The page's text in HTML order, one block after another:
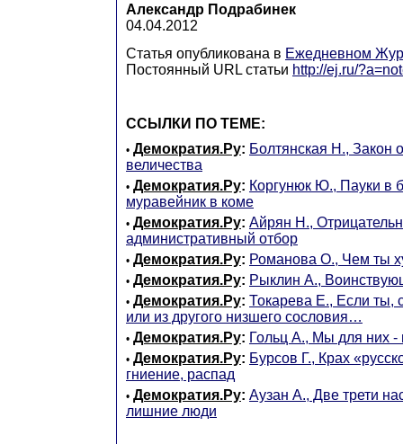
Александр Подрабинек
04.04.2012
Статья опубликована в Ежедневном
Постоянный URL статьи http://ej.ru/
ССЫЛКИ ПО ТЕМЕ:
• Демократия.Ру: Болтянская Н., Закон
величества
• Демократия.Ру: Коргунюк Ю., Пауки в
муравейник в коме
• Демократия.Ру: Айрян Н.,
административный отбор
• Демократия.Ру: Романова О., Чем ты
• Демократия.Ру: Рыклин А.,
• Демократия.Ру: Токарева Е., Если ты,
или из другого низшего сословия…
• Демократия.Ру: Гольц А., Мы для них -
• Демократия.Ру: Бурсов Г., Крах
гниение, распад
• Демократия.Ру: Аузан А., Две трети
лишние люди